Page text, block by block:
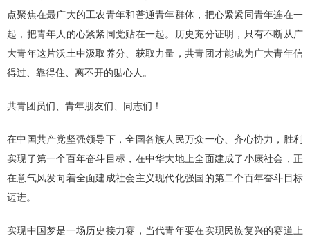
点聚焦在最广大的工农青年和普通青年群体，把心紧紧同青年连在一
起，把青年人的心紧紧同党贴在一起。历史充分证明，只有不断从广
大青年这片沃土中汲取养分、获取力量，共青团才能成为广大青年信
得过、靠得住、离不开的贴心人。
共青团员们、青年朋友们、同志们！
在中国共产党坚强领导下，全国各族人民万众一心、齐心协力，胜利
实现了第一个百年奋斗目标，在中华大地上全面建成了小康社会，正
在意气风发向着全面建成社会主义现代化强国的第二个百年奋斗目标
迈进。
实现中国梦是一场历史接力赛，当代青年要在实现民族复兴的赛道上